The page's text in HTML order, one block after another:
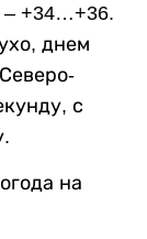
– +34…+36.
днем
с
на